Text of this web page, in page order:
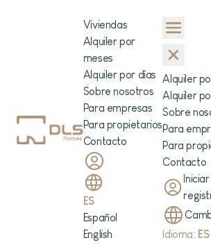
Viviendas
Alquiler por
meses
Alquiler por días
Sobre nosotros
Para empresas
Para propietarios
Contacto
ES
Español
English
Alquiler
Alquiler
Sobre
Para
Para
Contacto
Idioma: ES